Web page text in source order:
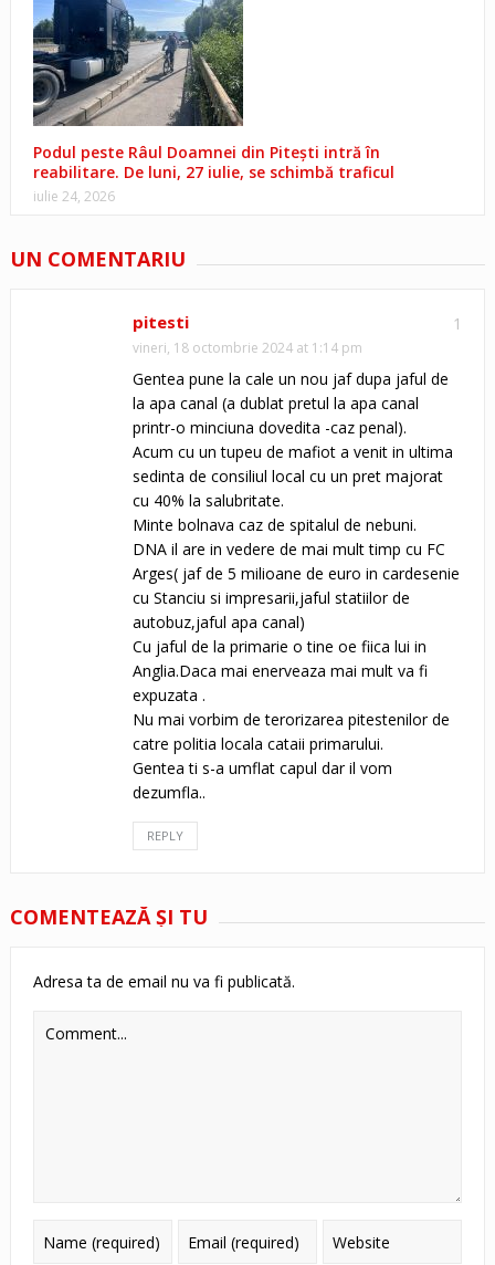
Podul peste Râul Doamnei din Pitești intră în
reabilitare. De luni, 27 iulie, se schimbă traficul
iulie 24, 2026
UN COMENTARIU
1
pitesti
vineri, 18 octombrie 2024 at 1:14 pm
Gentea pune la cale un nou jaf dupa jaful de
la apa canal (a dublat pretul la apa canal
printr-o minciuna dovedita -caz penal).
Acum cu un tupeu de mafiot a venit in ultima
sedinta de consiliul local cu un pret majorat
cu 40% la salubritate.
Minte bolnava caz de spitalul de nebuni.
DNA il are in vedere de mai mult timp cu FC
Arges( jaf de 5 milioane de euro in cardesenie
cu Stanciu si impresarii,jaful statiilor de
autobuz,jaful apa canal)
Cu jaful de la primarie o tine oe fiica lui in
Anglia.Daca mai enerveaza mai mult va fi
expuzata .
Nu mai vorbim de terorizarea pitestenilor de
catre politia locala cataii primarului.
Gentea ti s-a umflat capul dar il vom
dezumfla..
REPLY
COMENTEAZĂ ŞI TU
Adresa ta de email nu va fi publicată.